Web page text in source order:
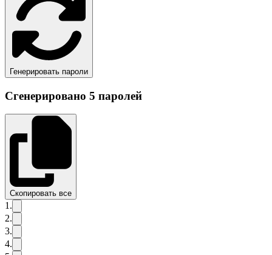
Генерировать пароли
Сгенерировано 5 паролей
Скопировать все
1 .
2.
3.
4.